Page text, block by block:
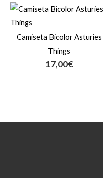
Camiseta Bicolor Asturies
Things
17,00€